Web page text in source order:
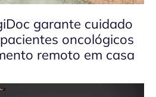
garante cuidado
oncológicos
remoto em casa